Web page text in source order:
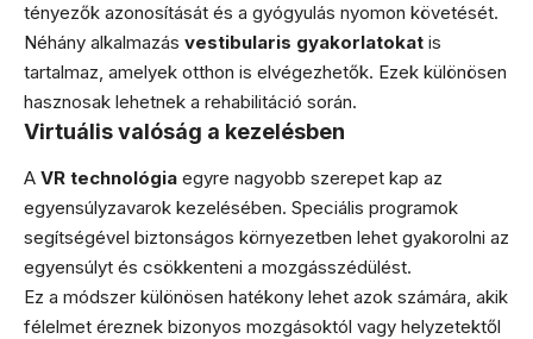
tényezők azonosítását és a gyógyulás nyomon követését.
Néhány alkalmazás vestibularis gyakorlatokat is
tartalmaz, amelyek otthon is elvégezhetők. Ezek különösen
hasznosak lehetnek a rehabilitáció során.
Virtuális valóság a kezelésben
A VR technológia egyre nagyobb szerepet kap az
egyensúlyzavarok kezelésében. Speciális programok
segítségével biztonságos környezetben lehet gyakorolni az
egyensúlyt és csökkenteni a mozgásszédülést.
Ez a módszer különösen hatékony lehet azok számára, akik
félelmet éreznek bizonyos mozgásoktól vagy helyzetektől